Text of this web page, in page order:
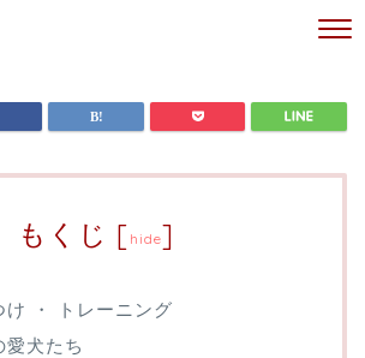
もくじ [ hide]
け ・ トレーニング
愛犬たち